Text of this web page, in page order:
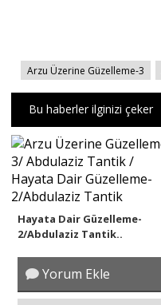
Arzu Üzerine Güzelleme-3
Bu haberler ilginizi çeker
Hayata Dair Güzelleme-
2/Abdulaziz Tantik..
Yorum Ekle